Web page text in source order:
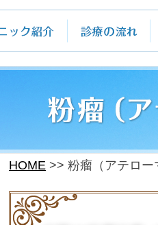
HOME 粉瘤（アテロー